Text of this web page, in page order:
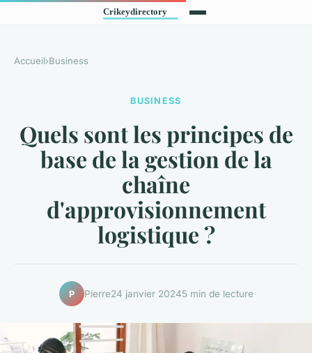
Accueil›Business
BUSINESS
Quels sont les principes de
base de la gestion de la
chaîne
d'approvisionnement
logistique ?
P Pierre24 janvier 20245 min de lecture